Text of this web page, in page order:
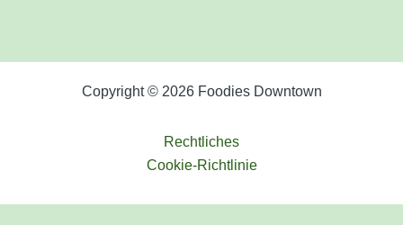
Copyright © 2026 Foodies Downtown
Rechtliches
Cookie-Richtlinie